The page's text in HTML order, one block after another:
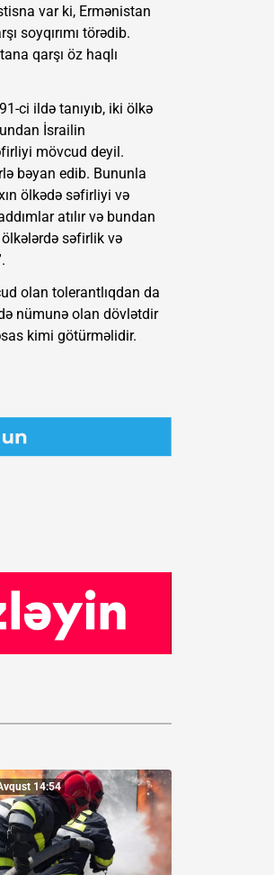
var ki, Ermənistan
soyqırımı törədib.
qarşı öz haqlı
ci ildə tanıyıb, iki ölkə
İsrailin
mövcud deyil.
bəyan edib. Bununla
ölkədə səfirliyi və
atılır və bundan
səfirlik və
olan tolerantlıqdan da
nümunə olan dövlətdir
kimi götürməlidir.
14:54